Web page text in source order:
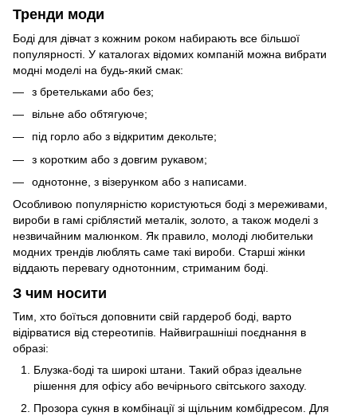
Тренди моди
Боді для дівчат з кожним роком набирають все більшої
популярності. У каталогах відомих компаній можна вибрати
модні моделі на будь-який смак:
з бретельками або без;
вільне або обтягуюче;
під горло або з відкритим декольте;
з коротким або з довгим рукавом;
однотонне, з візерунком або з написами.
Особливою популярністю користуються боді з мереживами,
вироби в гамі сріблястий металік, золото, а також моделі з
незвичайним малюнком. Як правило, молоді любительки
модних трендів люблять саме такі вироби. Старші жінки
віддають перевагу однотонним, стриманим боді.
З чим носити
Тим, хто боїться доповнити свій гардероб боді, варто
відірватися від стереотипів. Найвиграшніші поєднання в
образі:
Блузка-боді та широкі штани. Такий образ ідеальне
рішення для офісу або вечірнього світського заходу.
Прозора сукня в комбінації зі щільним комбідресом. Для